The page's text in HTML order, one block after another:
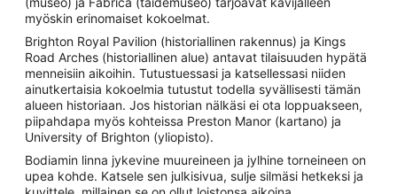
myöskin erinomaiset kokoelmat.
Brighton Royal Pavilion (historiallinen rakennus) ja Kings
Road Arches (historiallinen alue) antavat tilaisuuden hypätä
menneisiin aikoihin. Tutustuessasi ja katsellessasi niiden
ainutkertaisia kokoelmia tutustut todella syvällisesti tämän
alueen historiaan. Jos historian nälkäsi ei ota loppuakseen,
piipahdapa myös kohteissa Preston Manor (kartano) ja
University of Brighton (yliopisto).
Bodiamin linna jykevine muureineen ja jylhine torneineen on
upea kohde. Katsele sen julkisivua, sulje silmäsi hetkeksi ja